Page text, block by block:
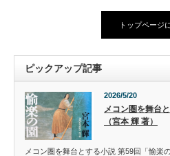
トップページ
ピックアップ記事
2026/5/20
メコン圏を舞台
（宮本 輝 著）
メコン圏を舞台とする小説 第59回「愉楽